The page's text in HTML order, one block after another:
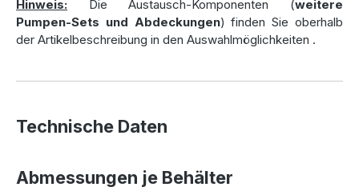
Ein hochwertiger Gartenfilter: Hält Laub und groben
Schmutz zurück, um die Wasserqualität in der Zisterne zu
Flexible Abdeckungsoptionen: Wählen Sie zwischen
Abdeckung (bis 200 kg belastbar) oder dem
Teleskopdom, der PKW-befahrbar ist (bis 600 kg
Wählbare Pumpensysteme: Entscheiden Sie sich
zwischen der freistehenden Jet-Pumpe oder den
Hinweis: Die Austausch-Komponenten (weitere
Pumpen-Sets und Abdeckungen) finden Sie oberhalb
der Artikelbeschreibung in den Auswahlmöglichkeiten .
Technische Daten
Abmessungen je Behälter